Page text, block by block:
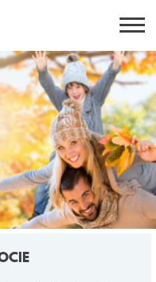
PL EN BG
Z JEZUSEM?